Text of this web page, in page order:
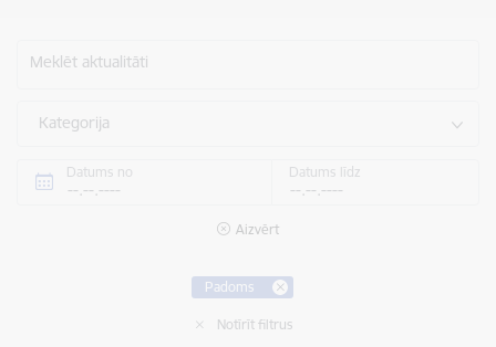
Meklēt aktualitāti
Kategorija
Datums no Datums līdz
Aizvērt
Padoms
Notīrīt filtrus